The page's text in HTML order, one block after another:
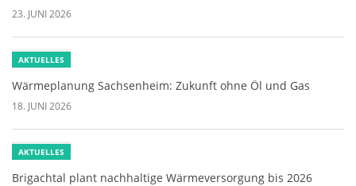
23. JUNI 2026
AKTUELLES
Wärmeplanung Sachsenheim: Zukunft ohne Öl und Gas
18. JUNI 2026
AKTUELLES
Brigachtal plant nachhaltige Wärmeversorgung bis 2026